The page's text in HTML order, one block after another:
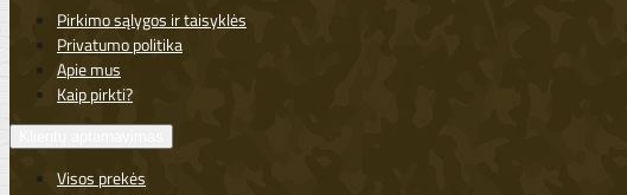
Pirkimo sąlygos ir taisyklės
Privatumo politika
Apie mus
Kaip pirkti?
Visos prekės